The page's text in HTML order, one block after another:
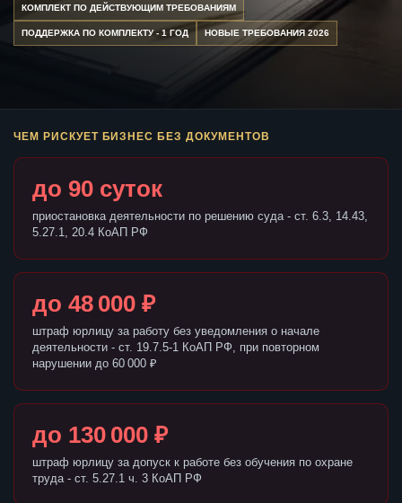
КОМПЛЕКТ ПО ДЕЙСТВУЮЩИМ ТРЕБОВАНИЯМ
ПОДДЕРЖКА ПО КОМПЛЕКТУ - 1 ГОД НОВЫЕ ТРЕБОВАНИЯ 2026
ЧЕМ РИСКУЕТ БИЗНЕС БЕЗ ДОКУМЕНТОВ
до 90 суток
приостановка деятельности по решению суда - ст. 6.3, 14.43,
5.27.1, 20.4 КоАП РФ
до 48 000 ₽
штраф юрлицу за работу без уведомления о начале
деятельности - ст. 19.7.5-1 КоАП РФ, при повторном
нарушении до 60 000 ₽
до 130 000 ₽
штраф юрлицу за допуск к работе без обучения по охране
труда - ст. 5.27.1 ч. 3 КоАП РФ